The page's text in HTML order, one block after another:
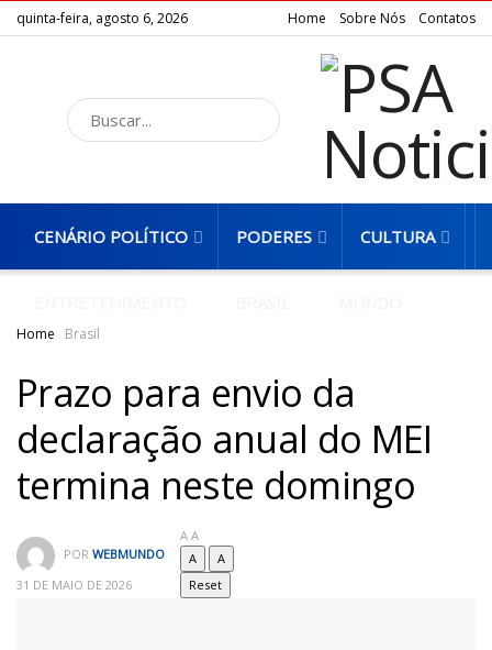
quinta-feira, agosto 6, 2026 Home Sobre Nós Contatos
ACONTECIMENTOS
CENÁRIO POLÍTICO PODERES CULTURA
Home Brasil
Prazo para envio da
declaração anual do MEI
termina neste domingo
POR WEBMUNDO
31 DE MAIO DE 2026
A A
A
A
Reset